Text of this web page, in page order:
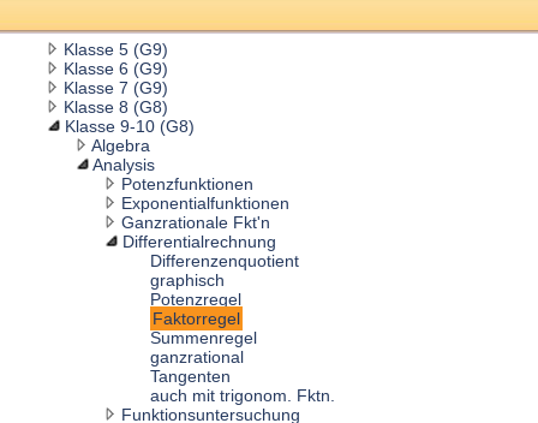
Klasse 5 (G9)
Klasse 6 (G9)
Klasse 7 (G9)
Klasse 8 (G8)
Klasse 9-10 (G8)
Algebra
Analysis
Potenzfunktionen
Exponentialfunktionen
Ganzrationale Fkt'n
Differentialrechnung
Differenzenquotient
graphisch
Potenzregel
Faktorregel
Summenregel
ganzrational
Tangenten
auch mit trigonom. Fktn.
Funktionsuntersuchung